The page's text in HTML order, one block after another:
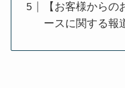
【お客様から
ースに関する報